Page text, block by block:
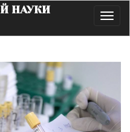
НАУКИ